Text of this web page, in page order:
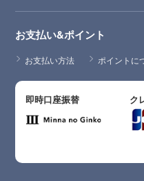
お支払い&ポイント
お支払い方法 ポイントに
即時口座振替 ク